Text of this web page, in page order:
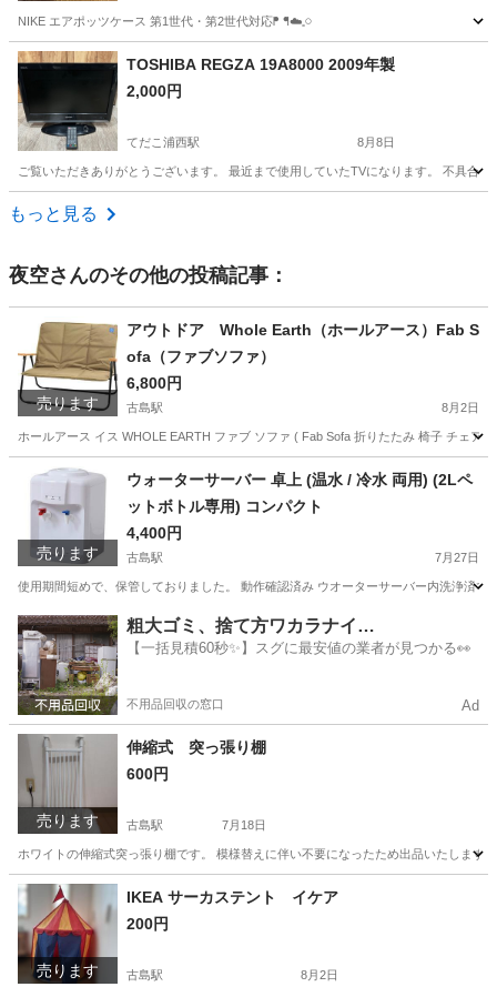
NIKE エアポッツケース 第1世代・第2世代対応ᖰ ᖳ☁️𓈒𓏸
沖縄 沖縄市
TOSHIBA REGZA 19A8000 2009年製
2,000円
てだこ浦西駅 8月8日
ご覧いただきありがとうございます。 最近まで使用していたTVになります。 不具合
沖縄 中頭郡
もっと見る
夜空さんのその他の投稿記事：
売ります
アウトドア Whole Earth（ホールアース）Fab S
ofa（ファブソファ）
6,800円
古島駅 8月2日
ホールアース イス WHOLE EARTH ファブ ソファ ( Fab Sofa 折りたたみ 椅子 チェア
沖縄 那覇市 その他 アウトドア
売ります
ウォーターサーバー 卓上 (温水 / 冷水 両用) (2Lペ
ットボトル専用) コンパクト
4,400円
古島駅 7月27日
使用期間短めで、保管しておりました。 動作確認済み ウオーターサーバー内洗浄済
沖縄 那覇市 古島駅 生活家電
粗大ゴミ、捨て方ワカラナイ…
【一括見積60秒✨】スグに最安値の業者が見つかる👀
不用品回収の窓口 Ad
売ります
伸縮式 突っ張り棚
600円
古島駅 7月18日
ホワイトの伸縮式突っ張り棚です。 模様替えに伴い不要になったため出品いたしま
沖縄 那覇市 古島駅 収納家具
売ります
IKEA サーカステント イケア
200円
古島駅 8月2日